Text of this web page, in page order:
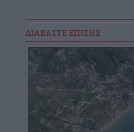
ΔΙΑΒΆΣΤΕ ΕΠΊΣΗΣ